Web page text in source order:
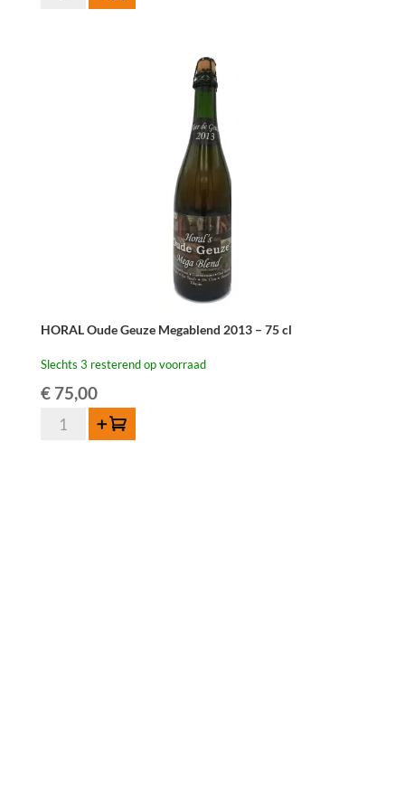
HORAL Oude Geuze Megablend 2013 – 75 cl
Slechts 3 resterend op voorraad
€75,00
HORAL
Toevoegen